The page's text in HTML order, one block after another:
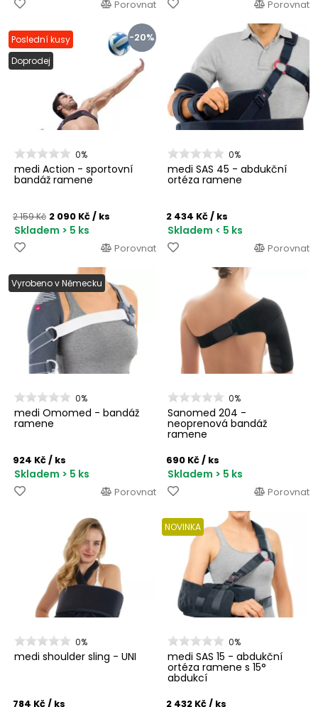
Porovnat Porovnat
-20%
Poslední kusy
Doprodej
0%
medi Action - sportovní
bandáž ramene
2 159 Kč 2 090 Kč/ ks
Skladem > 5 ks
Porovnat
0%
medi SAS 45 - abdukční
ortéza ramene
2 434 Kč/ ks
Skladem < 5 ks
Porovnat
Vyrobeno v Německu
0%
medi Omomed - bandáž
ramene
924 Kč/ ks
Skladem > 5 ks
Porovnat
0%
Sanomed 204 -
neoprenová bandáž
ramene
690 Kč/ ks
Skladem > 5 ks
Porovnat
0%
medi shoulder sling - UNI
784 Kč/ ks
NOVINKA
0%
medi SAS 15 - abdukční
ortéza ramene s 15°
abdukcí
2 432 Kč/ ks